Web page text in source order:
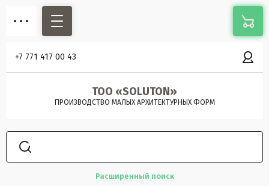
+7 771 417 00 43
ТОО «SOLUTON»
ПРОИЗВОДСТВО МАЛЫХ АРХИТЕКТУРНЫХ ФОРМ
Расширенный поиск